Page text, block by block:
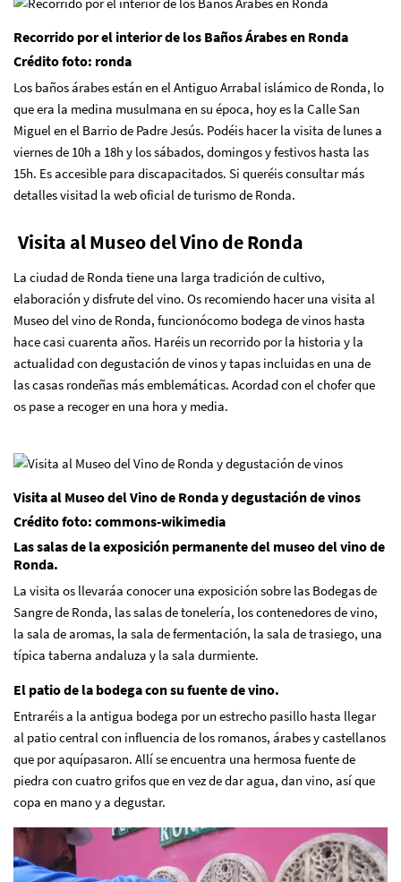
Recorrido por el interior de los Baños Árabes en Ronda
Crédito foto: ronda
Los baños árabes están en el Antiguo Arrabal islámico de Ronda, lo
que era la medina musulmana en su época, hoy es la Calle San
Miguel en el Barrio de Padre Jesús. Podéis hacer la visita de lunes a
viernes de 10h a 18h y los sábados, domingos y festivos hasta las
15h. Es accesible para discapacitados. Si queréis consultar más
detalles visitad la web oficial de turismo de Ronda.
Visita al Museo del Vino de Ronda
La ciudad de Ronda tiene una larga tradición de cultivo,
elaboración y disfrute del vino. Os recomiendo hacer una visita al
Museo del vino de Ronda, funcionócomo bodega de vinos hasta
hace casi cuarenta años. Haréis un recorrido por la historia y la
actualidad con degustación de vinos y tapas incluidas en una de
las casas rondeñas más emblemáticas. Acordad con el chofer que
os pase a recoger en una hora y media.
Visita al Museo del Vino de Ronda y degustación de vinos
Crédito foto: commons-wikimedia
Las salas de la exposición permanente del museo del vino de
Ronda.
La visita os llevaráa conocer una exposición sobre las Bodegas de
Sangre de Ronda, las salas de tonelería, los contenedores de vino,
la sala de aromas, la sala de fermentación, la sala de trasiego, una
típica taberna andaluza y la sala durmiente.
El patio de la bodega con su fuente de vino.
Entraréis a la antigua bodega por un estrecho pasillo hasta llegar
al patio central con influencia de los romanos, árabes y castellanos
que por aquípasaron. Allí se encuentra una hermosa fuente de
piedra con cuatro grifos que en vez de dar agua, dan vino, así que
copa en mano y a degustar.